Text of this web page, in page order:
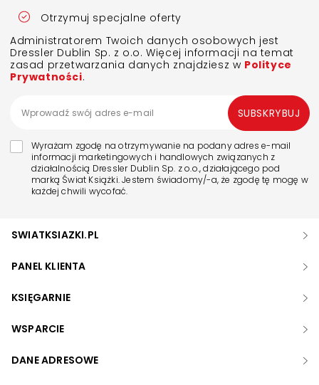
Otrzymuj specjalne oferty
Administratorem Twoich danych osobowych jest
Dressler Dublin Sp. z o.o. Więcej informacji na temat
zasad przetwarzania danych znajdziesz w Polityce
Prywatności.
Wyrażam zgodę na otrzymywanie na podany adres e-mail
informacji marketingowych i handlowych związanych z
działalnością Dressler Dublin Sp. z o.o., działającego pod
marką Świat Książki. Jestem świadomy/-a, że zgodę tę mogę w
każdej chwili wycofać.
SUBSKRYBUJ
SWIATKSIAZKI.PL
PANEL KLIENTA
KSIĘGARNIE
WSPARCIE
DANE ADRESOWE